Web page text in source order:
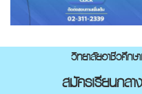
วิทยาลัยอาชีวศึกษ
สมัครเรียนกล